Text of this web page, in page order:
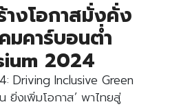
งโอกาสมั่งคั่ง
คาร์บอนต่ำ
2024
Driving Inclusive Green
ยิ่งเพิ่มโอกาส’ พาไทยสู่